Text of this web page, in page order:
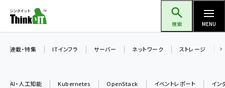
ン
検索 MENU
連載・特集 ITインフラ サーバー ネットワーク ストレージ
AI・人工知能 Kubernetes OpenStack イベントレポート イン